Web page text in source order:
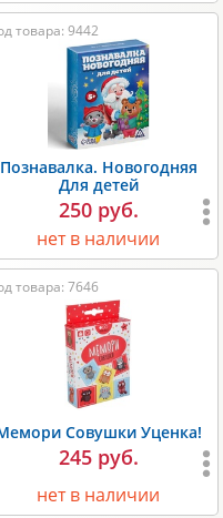
товара: 9442
Познавалка. Новогодняя
Для детей
250 руб.
нет в наличии
товара: 7646
Совушки Уценка!
245 руб.
нет в наличии